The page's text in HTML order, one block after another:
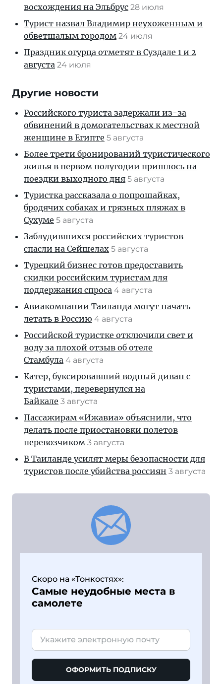
восхождения на Эльбрус 28 июля
Турист назвал Владимир неухоженным и
обветшалым городом 24 июля
Праздник огурца отметят в Суздале 1 и 2
августа 24 июля
Другие новости
Российского туриста задержали из-за
обвинений в домогательствах к местной
женщине в Египте 5 августа
Более трети бронирований туристического
жилья в первом полугодии пришлось на
поездки выходного дня 5 августа
Туристка рассказала о попрошайках,
бродячих собаках и грязных пляжах в
Сухуме 5 августа
Заблудившихся российских туристов
спасли на Сейшелах 5 августа
Турецкий бизнес готов предоставить
скидки российским туристам для
поддержания спроса 4 августа
Авиакомпании Таиланда могут начать
летать в Россию 4 августа
Российской туристке отключили свет и
воду за плохой отзыв об отеле
Стамбула 4 августа
Катер, буксировавший водный диван с
туристами, перевернулся на
Байкале 3 августа
Пассажирам «Ижавиа» объяснили, что
делать после приостановки полетов
перевозчиком 3 августа
В Таиланде усилят меры безопасности для
туристов после убийства россиян 3 августа
Скоро на «Тонкостях»:
Самые неудобные места в
самолете
ОФОРМИТЬ ПОДПИСКУ